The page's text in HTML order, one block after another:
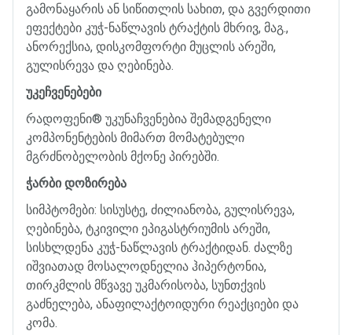
გამონაყარის ან სიწითლის სახით, და გვერდითი
ეფექტები კუჭ-ნაწლავის ტრაქტის მხრივ, მაგ.,
ანორექსია, დისკომფორტი მუცლის არეში,
გულისრევა და ღებინება.
უკეჩვენებები
რადოფენი® უკუნაჩვენებია შემადგენელი
კომპონენტების მიმართ მომატებული
მგრძნობელობის მქონე პირებში.
ჭარბი დოზირება
სიმპტომები: სისუსტე, ძილიანობა, გულისრევა,
ღებინება, ტკივილი ეპიგასტრიუმის არეში,
სისხლდენა კუჭ-ნაწლავის ტრაქტიდან. ძალზე
იშვიათად მოსალოდნელია ჰიპერტონია,
თირკმლის მწვავე უკმარისობა, სუნთქვის
გაძნელება, ანაფილაქტოიდური რეაქციები და
კომა.